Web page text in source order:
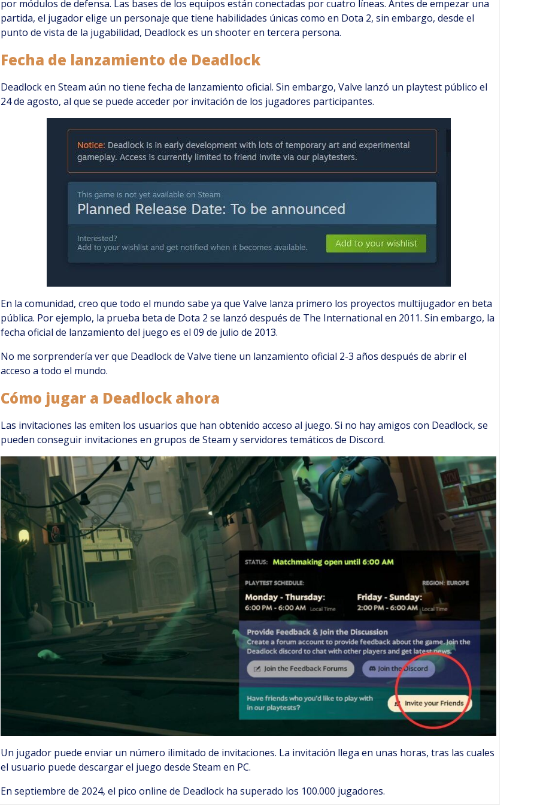
por módulos de defensa. Las bases de los equipos están conectadas por cuatro líneas. Antes de empezar una
partida, el jugador elige un personaje que tiene habilidades únicas como en Dota 2, sin embargo, desde el
punto de vista de la jugabilidad, Deadlock es un shooter en tercera persona.
Fecha de lanzamiento de Deadlock
Deadlock en Steam aún no tiene fecha de lanzamiento oficial. Sin embargo, Valve lanzó un playtest público el
24 de agosto, al que se puede acceder por invitación de los jugadores participantes.
En la comunidad, creo que todo el mundo sabe ya que Valve lanza primero los proyectos multijugador en beta
pública. Por ejemplo, la prueba beta de Dota 2 se lanzó después de The International en 2011. Sin embargo, la
fecha oficial de lanzamiento del juego es el 09 de julio de 2013.
No me sorprendería ver que Deadlock de Valve tiene un lanzamiento oficial 2-3 años después de abrir el
acceso a todo el mundo.
Cómo jugar a Deadlock ahora
Las invitaciones las emiten los usuarios que han obtenido acceso al juego. Si no hay amigos con Deadlock, se
pueden conseguir invitaciones en grupos de Steam y servidores temáticos de Discord.
Un jugador puede enviar un número ilimitado de invitaciones. La invitación llega en unas horas, tras las cuales
el usuario puede descargar el juego desde Steam en PC.
En septiembre de 2024, el pico online de Deadlock ha superado los 100.000 jugadores.